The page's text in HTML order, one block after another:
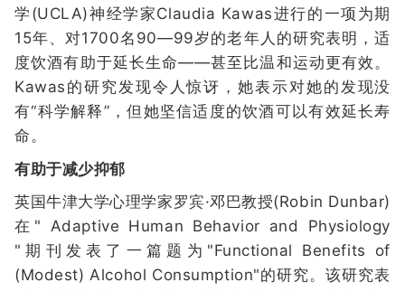
学(UCLA)神经学家Claudia Kawas进行的一项为期
15年、对1700名90—99岁的老年人的研究表明，适
度饮酒有助于延长生命——甚至比温和运动更有效。
Kawas的研究发现令人惊讶，她表示对她的发现没
有“科学解释”，但她坚信适度的饮酒可以有效延长寿
命。
有助于减少抑郁
英国牛津大学心理学家罗宾·邓巴教授(Robin Dunbar)
在" Adaptive Human Behavior and Physiology
"期刊发表了一篇题为"Functional Benefits of
(Modest) Alcohol Consumption"的研究。该研究表